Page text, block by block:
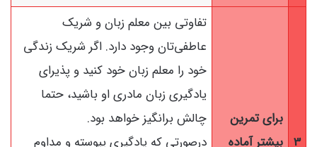
3
برای تمرین
بیشتر آماده
تفاوتی بین معلم زبان و شریک
عاطفی‌تان وجود دارد. اگر شریک زندگی
خود را معلم زبان خود کنید و پذیرای
یادگیری زبان مادری او باشید، حتما
چالش برانگیز خواهد بود.
درصورتی که یادگیری پیوسته و مداوم